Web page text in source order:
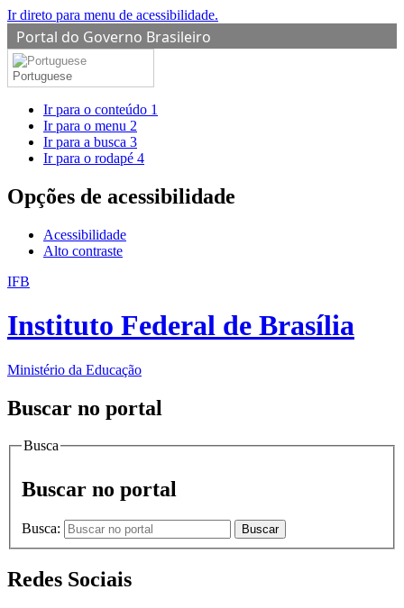
Ir direto para menu de acessibilidade.
Portal do Governo Brasileiro
Portuguese
Ir para o conteúdo 1
Ir para o menu 2
Ir para a busca 3
Ir para o rodapé 4
Opções de acessibilidade
Acessibilidade
Alto contraste
IFB
Instituto Federal de Brasília
Ministério da Educação
Buscar no portal
Busca
Buscar no portal
Busca: Buscar
Redes Sociais